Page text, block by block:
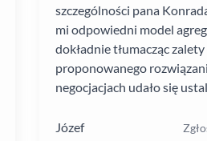
szczególności pana
mi odpowiedni model
dokładnie tłumacząc zalety
proponowanego
negocjacjach udało się
szybko i schludnie.
Józef